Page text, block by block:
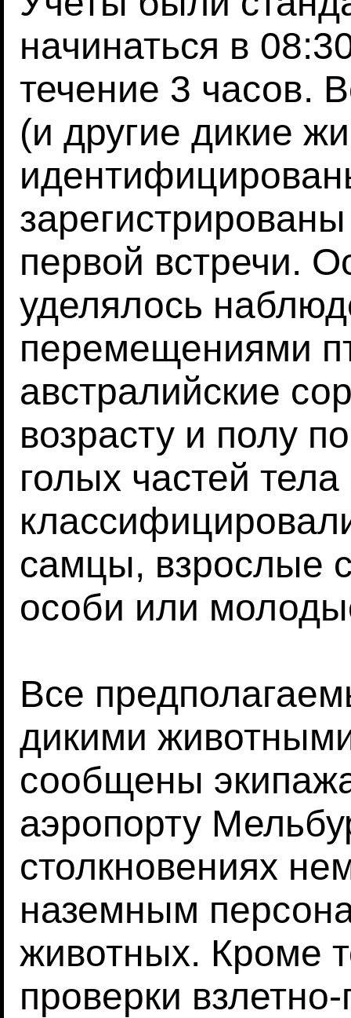
начинаться в
течение 3 часов.
(и другие дикие
первой встречи.
уделялось
перемещениями
австралийские
возрасту и полу
голых частей
самцы, взрослые
особи или
Все
дикими
сообщены
аэропорту
столкновениях
наземным
животных. Кроме
проверки